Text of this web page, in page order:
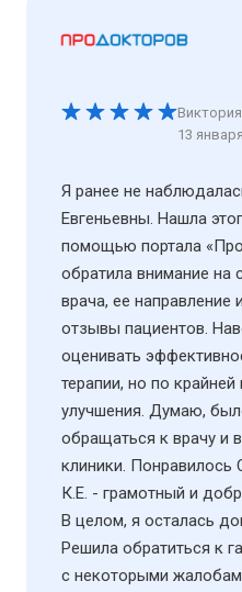
13
Я ранее не
Евгеньевны. Нашла
помощью портала
обратила внимание на
врача, ее направление
отзывы пациентов.
оценивать
терапии, но по
улучшения. Думаю,
обращаться к врачу и
клиники.
К.Е. - грамотный и
В целом, я осталась
Решила обратиться к
с некоторыми